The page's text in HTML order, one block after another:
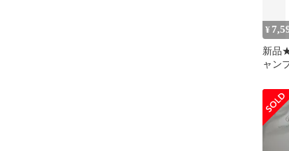
¥
新品
ャン
専売